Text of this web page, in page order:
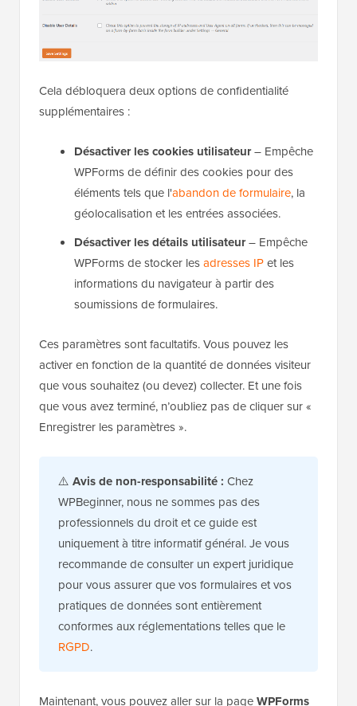
Cela débloquera deux options de confidentialité
supplémentaires :
Désactiver les cookies utilisateur– Empêche
WPForms de définir des cookies pour des
éléments tels que l'abandon de formulaire, la
géolocalisation et les entrées associées.
Désactiver les détails utilisateur– Empêche
WPForms de stocker lesadresses IPet les
informations du navigateur à partir des
soumissions de formulaires.
Ces paramètres sont facultatifs. Vous pouvez les
activer en fonction de la quantité de données visiteur
que vous souhaitez (ou devez) collecter. Et une fois
que vous avez terminé, n’oubliez pas de cliquer sur «
Enregistrer les paramètres ».
⚠️ Avis de non-responsabilité : Chez
WPBeginner, nous ne sommes pas des
professionnels du droit et ce guide est
uniquement à titre informatif général. Je vous
recommande de consulter un expert juridique
pour vous assurer que vos formulaires et vos
pratiques de données sont entièrement
conformes aux réglementations telles que le
RGPD.
Maintenant, vous pouvez aller sur la pageWPForms